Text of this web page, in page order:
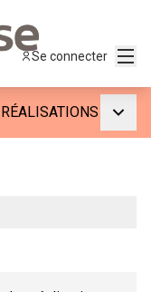
Se connecter
RÉALISATIONS